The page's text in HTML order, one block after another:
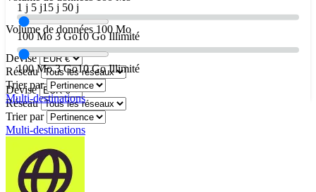
100 Mo 3 Go10 Go Illimité
Devise
Réseau
Trier par
Multi-destinations
1 j 5 j15 j 50 j
Volume de données 100 Mo
100 Mo 3 Go10 Go Illimité
Devise
Réseau
Trier par
Multi-destinations